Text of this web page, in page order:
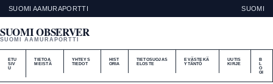
SUOMI AAMURAPORTTI SUOMI
SUOMI OBSERVER
SUOMI AAMURAPORTTI
ETU
SIV
U
TIETOA
MEISTÄ
YHTEYS
TIEDOT
HIST
ORIA
TIETOSUOJAS
ELOSTE
EVÄSTEKÄ
YTÄNTÖ
UUTIS
KIRJE
B
O
GI